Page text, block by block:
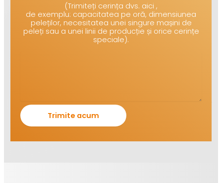
(Trimiteți cerința dvs. aici ,
de exemplu: capacitatea pe oră, dimensiunea
peleților, necesitatea unei singure mașini de
peleți sau a unei linii de producție și orice cerințe
speciale).